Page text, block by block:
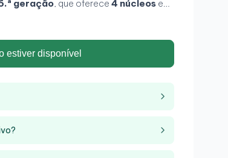
geração, que oferece 4 núcleose
design compacto e resistente, mede
e 406 mm de altura, e pesa 12.5 kg,
estiver disponível